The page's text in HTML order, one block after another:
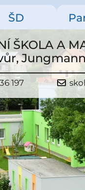
ŠD
ŠKOLA A
197